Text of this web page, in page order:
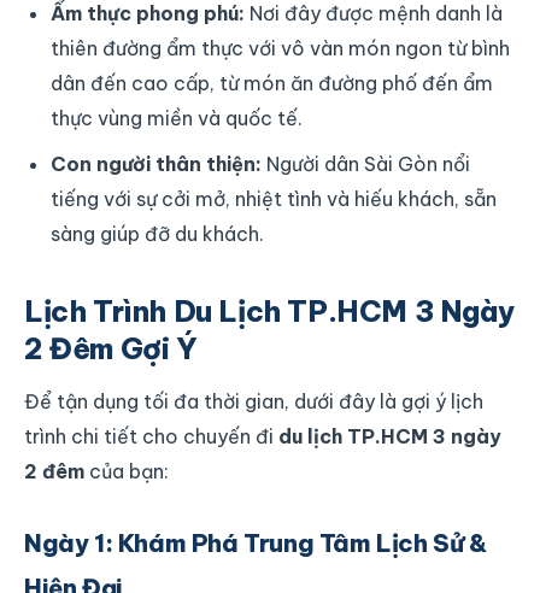
Ẩm thực phong phú: Nơi đây được mệnh danh là
thiên đường ẩm thực với vô vàn món ngon từ bình
dân đến cao cấp, từ món ăn đường phố đến ẩm
thực vùng miền và quốc tế.
Con người thân thiện: Người dân Sài Gòn nổi
tiếng với sự cởi mở, nhiệt tình và hiếu khách, sẵn
sàng giúp đỡ du khách.
Lịch Trình Du Lịch TP.HCM 3 Ngày
2 Đêm Gợi Ý
Để tận dụng tối đa thời gian, dưới đây là gợi ý lịch
trình chi tiết cho chuyến đi du lịch TP.HCM 3 ngày
2 đêm của bạn:
Ngày 1: Khám Phá Trung Tâm Lịch Sử &